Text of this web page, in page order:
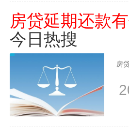
房贷延期还款
今日热搜
房